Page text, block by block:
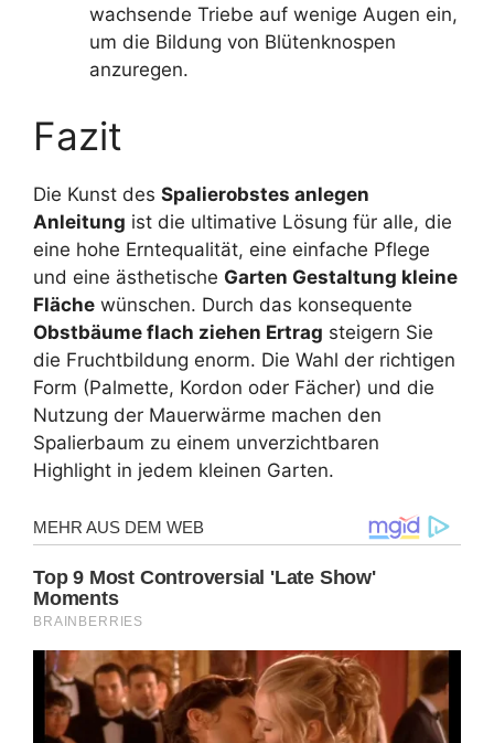
wachsende Triebe auf wenige Augen ein,
um die Bildung von Blütenknospen
anzuregen.
Fazit
Die Kunst des Spalierobstes anlegen
Anleitung ist die ultimative Lösung für alle, die
eine hohe Erntequalität, eine einfache Pflege
und eine ästhetische Garten Gestaltung kleine
Fläche wünschen. Durch das konsequente
Obstbäume flach ziehen Ertrag steigern Sie
die Fruchtbildung enorm. Die Wahl der richtigen
Form (Palmette, Kordon oder Fächer) und die
Nutzung der Mauerwärme machen den
Spalierbaum zu einem unverzichtbaren
Highlight in jedem kleinen Garten.